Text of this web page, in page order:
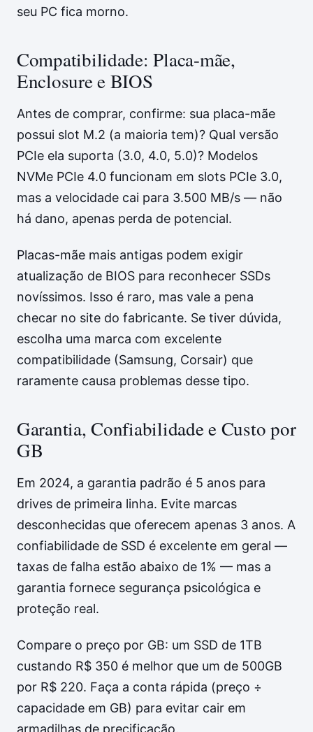
seu PC fica morno.
Compatibilidade: Placa-mãe,
Enclosure e BIOS
Antes de comprar, confirme: sua placa-mãe
possui slot M.2 (a maioria tem)? Qual versão
PCIe ela suporta (3.0, 4.0, 5.0)? Modelos
NVMe PCIe 4.0 funcionam em slots PCIe 3.0,
mas a velocidade cai para 3.500 MB/s — não
há dano, apenas perda de potencial.
Placas-mãe mais antigas podem exigir
atualização de BIOS para reconhecer SSDs
novíssimos. Isso é raro, mas vale a pena
checar no site do fabricante. Se tiver dúvida,
escolha uma marca com excelente
compatibilidade (Samsung, Corsair) que
raramente causa problemas desse tipo.
Garantia, Confiabilidade e Custo por
GB
Em 2024, a garantia padrão é 5 anos para
drives de primeira linha. Evite marcas
desconhecidas que oferecem apenas 3 anos. A
confiabilidade de SSD é excelente em geral —
taxas de falha estão abaixo de 1% — mas a
garantia fornece segurança psicológica e
proteção real.
Compare o preço por GB: um SSD de 1TB
custando R$ 350 é melhor que um de 500GB
por R$ 220. Faça a conta rápida (preço ÷
capacidade em GB) para evitar cair em
armadilhas de precificação.